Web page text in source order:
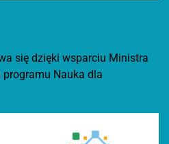
się dzięki wsparciu Ministra
Nauka dla